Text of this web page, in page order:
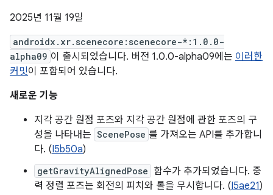
2025년 11월 19일
androidx.xr.scenecore:scenecore-*:1.0.0-
alpha09 이 출시되었습니다. 버전 1.0.0-alpha09에는 이러한
커밋이 포함되어 있습니다.
새로운 기능
지각 공간 원점 포즈와 지각 공간 원점에 관한 포즈의 구
성을 나타내는 ScenePose 를 가져오는 API를 추가합니
다. (I5b50a)
getGravityAlignedPose 함수가 추가되었습니다. 중
력 정렬 포즈는 회전의 피치와 롤을 무시합니다. (I5ae21)